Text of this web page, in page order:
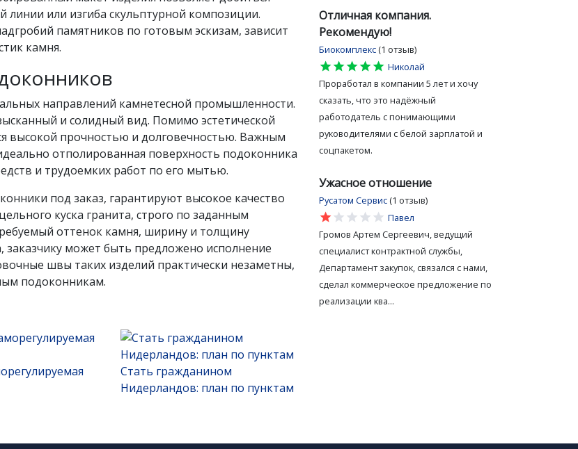
линии или изгиба скульптурной композиции.
памятников по готовым эскизам, зависит
камня.
направлений камнетесной промышленности.
и солидный вид. Помимо эстетической
высокой прочностью и долговечностью. Важным
отполированная поверхность подоконника
и трудоемких работ по его мытью.
под заказ, гарантируют высокое качество
куска гранита, строго по заданным
оттенок камня, ширину и толщину
заказчику может быть предложено исполнение
швы таких изделий практически незаметны,
подоконникам.
Стать гражданином
Нидерландов: план по пунктам
Отличная компания.
Рекомендую!
Биокомплекс (1 отзыв)
star
star
star
star
star
Николай
Проработал в компании 5 лет и хочу
сказать, что это надёжный
работодатель с понимающими
руководителями с белой зарплатой и
соцпакетом.
Ужасное отношение
Русатом Сервис (1 отзыв)
star
star
star
star
star
Павел
Громов Артем Сергеевич, ведущий
специалист контрактной службы,
Департамент закупок, связался с нами,
сделал коммерческое предложение по
реализации ква...